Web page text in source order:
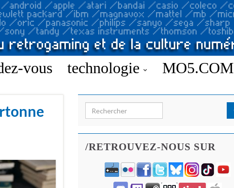
vous technologie MO5.COM
Search for:
/RETROUVEZ-NOUS SUR